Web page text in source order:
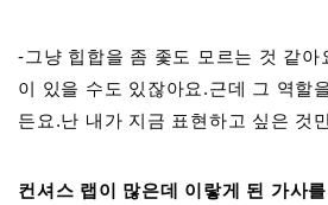
-그냥 힙합을 좀 좇도 모르는 것 같아
이 있을 수도 있잖아요.근데 그 역할
든요.난 내가 지금 표현하고 싶은 것
컨셔스 랩이 많은데 이랗게 된 가사